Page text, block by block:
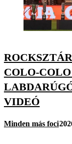
COLO-
VIDEÓ
Minden más foci